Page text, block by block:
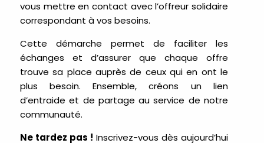
vous mettre en contact avec l’offreur solidaire
correspondant à vos besoins.
Cette démarche permet de faciliter les
échanges et d’assurer que chaque offre
trouve sa place auprès de ceux qui en ont le
plus besoin. Ensemble, créons un lien
d’entraide et de partage au service de notre
communauté.
Ne tardez pas ! Inscrivez-vous dès aujourd’hui